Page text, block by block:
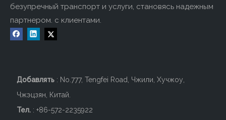
безупречный транспорт и услуги, становясь надежным
партнером. с клиентами.
Добавлять : No.777, Tengfei Road, Чжили, Хучжоу,
Чжэцзян, Китай.
Тел. : +86-572-2235922